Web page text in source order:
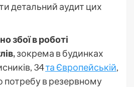
детальний аудит цих
збої в роботі
зокрема в будинках
34та Європейській,
потребу в резервному